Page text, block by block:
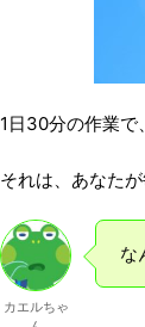
1日30分の作業で
それは、あなた
カエルちゃ
な